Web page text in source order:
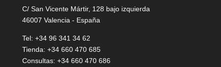
C/ San Vicente Mártir, 128 bajo izquierda
46007 Valencia - España
Tel: +34 96 341 34 62
Tienda: +34 660 470 685
Consultas: +34 660 470 686